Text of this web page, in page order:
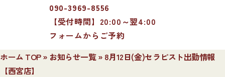
090-3969-8556
【受付時間】20:00～翌4:00
フォームからご予約
ホーム TOP» お知らせ一覧» 8月12日(金)セラピスト出勤情報
【西宮店】